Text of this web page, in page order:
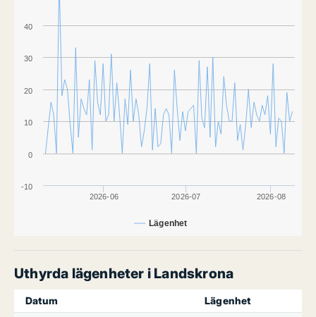
Lägenhet
2026-06 2026-07 2026-08
-10
0
10
20
30
40
Uthyrda lägenheter i Landskrona
Datum
Lägenhet